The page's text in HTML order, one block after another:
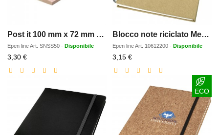
Post it 100 mm x 72 mm con copertina in carta di semi
Epen lineArt. SNSS50 - Disponibile
3,30 €Prezzo
scontato
Blocco note riciclato Mendel
Epen lineArt. 10612200 - Disponibile
3,15 €Prezzo
scontato
ECO